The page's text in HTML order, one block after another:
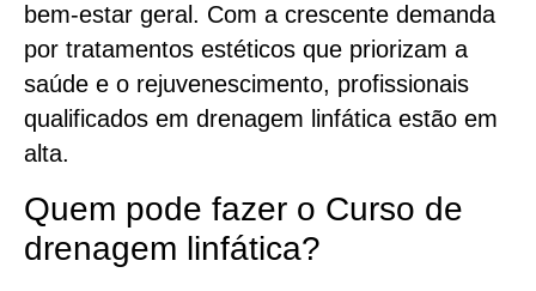
bem-estar geral. Com a crescente demanda
por tratamentos estéticos que priorizam a
saúde e o rejuvenescimento, profissionais
qualificados em drenagem linfática estão em
alta.
Quem pode fazer o Curso de
drenagem linfática?